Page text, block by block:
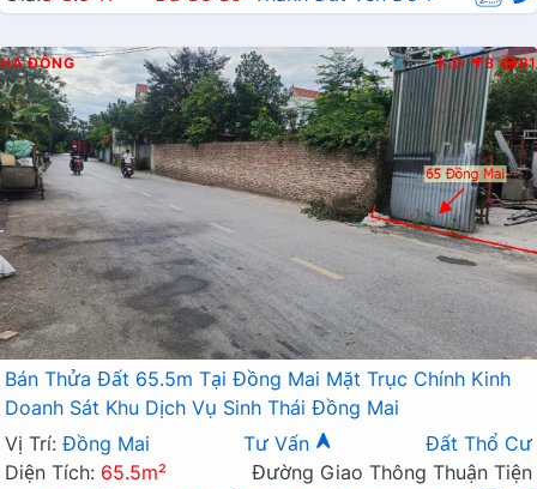
HÀ ĐÔNG K.D B 81
Bán Thửa Đất 65.5m Tại Đồng Mai Mặt Trục Chính Kinh
Doanh Sát Khu Dịch Vụ Sinh Thái Đồng Mai
Vị Trí: Đồng Mai Tư Vấn
Đất Thổ Cư
Diện Tích: 65.5m²
Đường Giao Thông Thuận Tiện